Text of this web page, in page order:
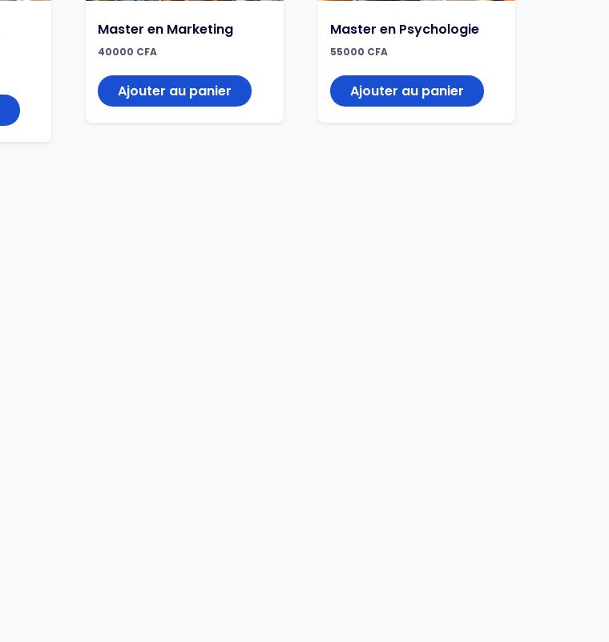
Master en Marketing
40000 CFA
Ajouter au panier
Master en Psychologie
55000 CFA
Ajouter au panier